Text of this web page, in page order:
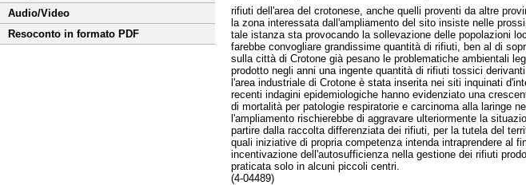
Audio/Video
Resoconto in formato PDF
rifiuti dell'area del crotonese, anche quelli proventi da altre
la zona interessata dall'ampliamento del sito insiste nelle
tale istanza sta provocando la sollevazione delle popolazioni
farebbe convogliare grandissime quantità di rifiuti, ben al di
sulla città di Crotone già pesano le problematiche ambientali
prodotto negli anni una ingente quantità di rifiuti tossici
l'area industriale di Crotone è stata inserita nei siti inquinati
recenti indagini epidemiologiche hanno evidenziato una
di mortalità per patologie respiratorie e carcinoma alla laringe
l'ampliamento rischierebbe di aggravare ulteriormente la
partire dalla raccolta differenziata dei rifiuti, per la tutela del
quali iniziative di propria competenza intenda intraprendere al
incentivazione dell'autosufficienza nella gestione dei rifiuti
praticata solo in alcuni piccoli centri.
(4-04489)